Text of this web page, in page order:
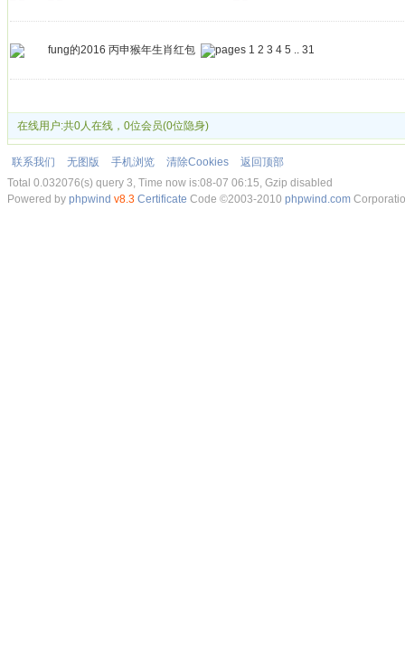
fung的2016 丙申猴年生肖红包 1 2 3 4 5 .. 31
在线用户:共0人在线，0位会员(0位隐身)
联系我们 无图版 手机浏览 清除Cookies
返回顶部
Total 0.032076(s) query 3, Time now is:08-07 06:15, Gzip disabled
Powered by phpwind v8.3 Certificate Code ©2003-2010 phpwind.com